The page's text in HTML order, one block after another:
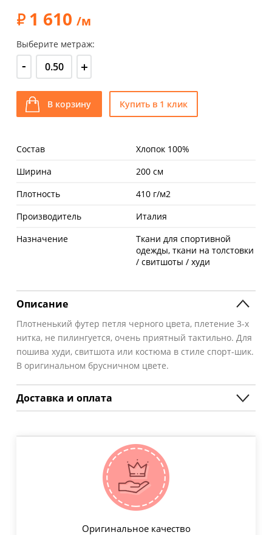
1 610 /м
Выберите метраж:
- +
В корзину Купить в 1 клик
Состав
Хлопок 100%
Ширина
200 см
Плотность
410 г/м2
Производитель
Италия
Назначение
Ткани для спортивной
одежды, ткани на толстовки
/ свитшоты / худи
Описание
Плотненький футер петля черного цвета, плетение 3-х
нитка, не пилингуется, очень приятный тактильно. Для
пошива худи, свитшота или костюма в стиле спорт-шик.
В оригинальном брусничном цвете.
Доставка и оплата
Оригинальное качество